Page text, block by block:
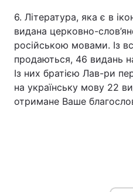
6. Література, яка є в
видана церковно-
російською мовами. Із
продаються, 46 видань
Із них братією Лав-ри
на українську мову 22
отримане Ваше